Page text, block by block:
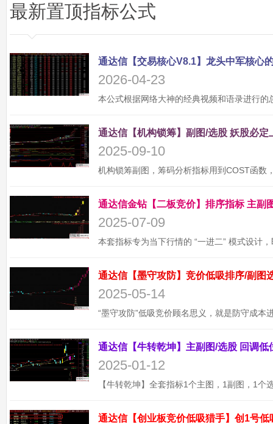
最新置顶指标公式
2026-04-23
2025-09-10
2025-07-09
2025-05-14
2025-01-12
通达信【创业板竞价低吸猎手】创1号